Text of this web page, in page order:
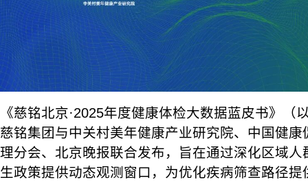
《慈铭北京·2025年度健康体检大数据蓝皮书》（
慈铭集团与中关村美年健康产业研究院、中国健
理分会、北京晚报联合发布，旨在通过深化区域
生政策提供动态观测窗口，为优化疾病筛查路径